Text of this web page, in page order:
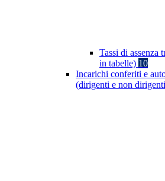
Tassi di assenza
in tabelle) 10
Incarichi conferiti e
(dirigenti e non